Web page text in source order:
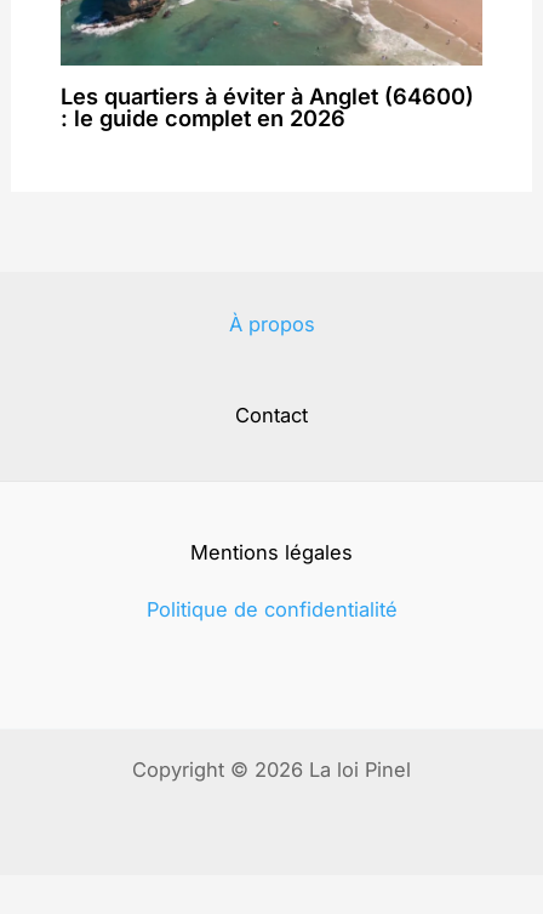
Les quartiers à éviter à Anglet (64600)
: le guide complet en 2026
À propos
Contact
Mentions légales
Politique de confidentialité
Copyright © 2026 La loi Pinel